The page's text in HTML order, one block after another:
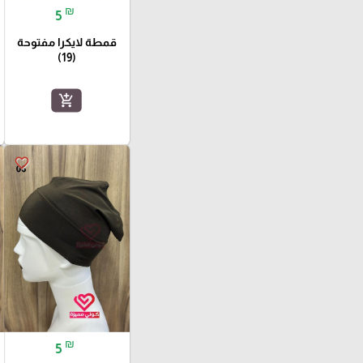
5 ₪
قمطة لايكرا مفتوحة
(19)
add_shopping_cart
favorite_border
5 ₪